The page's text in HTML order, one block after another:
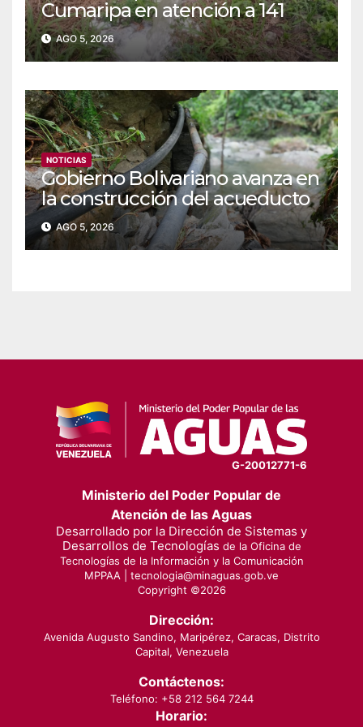
Cumaripa en atención a 141
familias de Yaracuy
AGO 5, 2026
NOTICIAS
‎Gobierno Bolivariano avanza en
la construcción del acueducto
Las Lajas en Yaracuy
AGO 5, 2026
G-20012771-6
Ministerio del Poder Popular de
Atención de las Aguas
Desarrollado por la Dirección de Sistemas y
Desarrollos de Tecnologías de la Oficina de
Tecnologías de la Información y la Comunicación
MPPAA | tecnologia@minaguas.gob.ve
Copyright ©2026
Dirección:
Avenida Augusto Sandino, Maripérez, Caracas, Distrito
Capital, Venezuela
Contáctenos:
Teléfono: +58 212 564 7244
Horario: